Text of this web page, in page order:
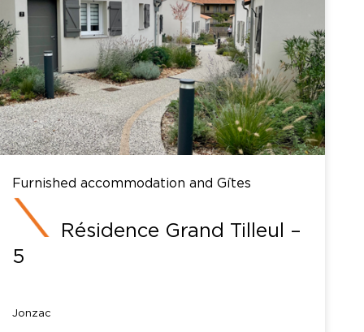
Furnished accommodation and Gîtes
Résidence Grand Tilleul –
5
Jonzac